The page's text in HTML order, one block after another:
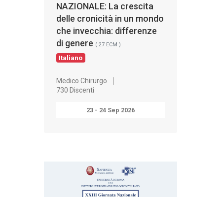
NAZIONALE: La crescita
delle cronicità in un mondo
che invecchia: differenze
di genere ( 27 ECM )
Italiano
Medico Chirurgo
730 Discenti
23 - 24 Sep 2026